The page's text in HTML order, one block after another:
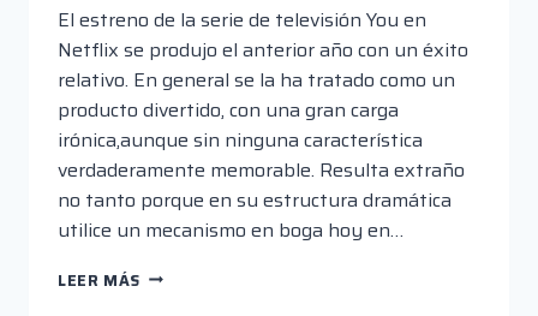
El estreno de la serie de televisión You en
Netflix se produjo el anterior año con un éxito
relativo. En general se la ha tratado como un
producto divertido, con una gran carga
irónica,aunque sin ninguna característica
verdaderamente memorable. Resulta extraño
no tanto porque en su estructura dramática
utilice un mecanismo en boga hoy en…
LEER MÁS YOU